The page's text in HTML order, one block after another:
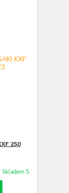
250
Skladem 5